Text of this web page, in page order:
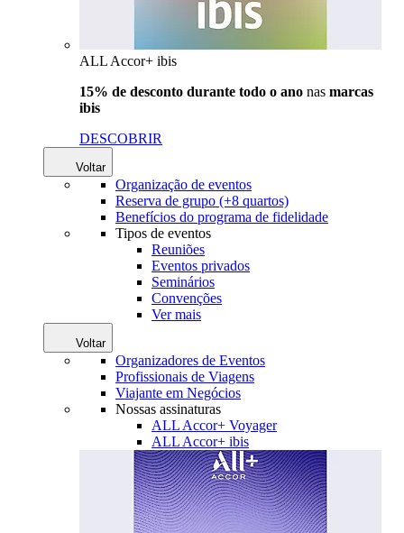
ALL Accor+ ibis
15% de desconto durante todo o ano nas marcas
ibis
DESCOBRIR
Voltar
Organização de eventos
Reserva de grupo (+8 quartos)
Benefícios do programa de fidelidade
Tipos de eventos
Reuniões
Eventos privados
Seminários
Convenções
Ver mais
Voltar
Organizadores de Eventos
Profissionais de Viagens
Viajante em Negócios
Nossas assinaturas
ALL Accor+ Voyager
ALL Accor+ ibis